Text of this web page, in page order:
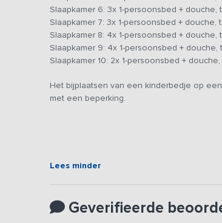
de kinderen. Naast de accommodatie is
speeltuin, dieren en waterspeelplek.
Slaapkamer 6: 3x 1-persoonsbed + douche,
Slaapkamer 7: 3x 1-persoonsbed + douche,
Slaapkamer 8: 4x 1-persoonsbed + douche,
Slaapkamer 9: 4x 1-persoonsbed +
Slaapkamer 10: 2x 1-persoonsbed +
Het bijplaatsen van een kinderbedje op
met een beperking.
Lees minder
Geverifieerde